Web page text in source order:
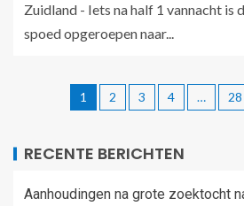
Zuidland - Iets na half 1 vannacht is
spoed opgeroepen naar...
1 2 3 4 … 28
RECENTE BERICHTEN
Aanhoudingen na grote zoektocht